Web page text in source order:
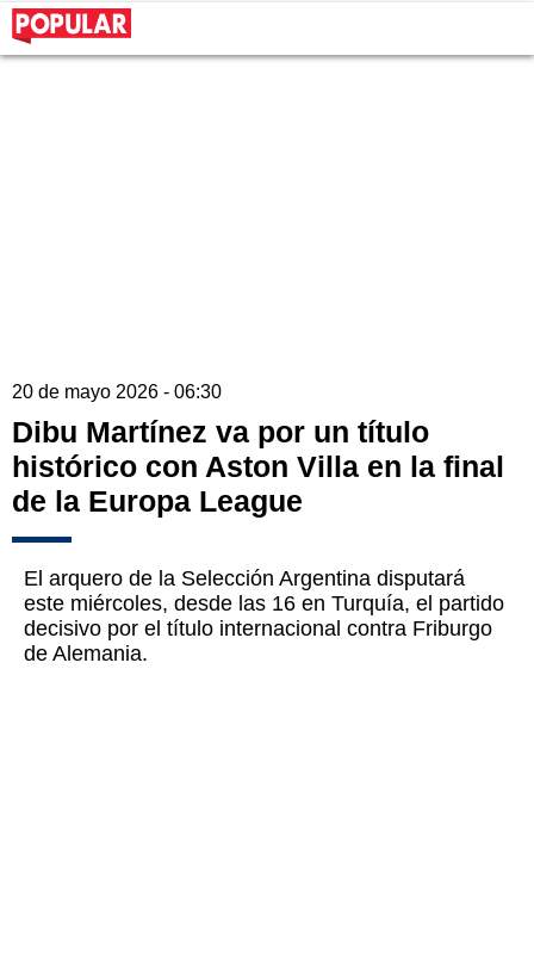
20 de mayo 2026 - 06:30
Dibu Martínez va por un título
histórico con Aston Villa en la final
de la Europa League
El arquero de la Selección Argentina disputará
este miércoles, desde las 16 en Turquía, el partido
decisivo por el título internacional contra Friburgo
de Alemania.